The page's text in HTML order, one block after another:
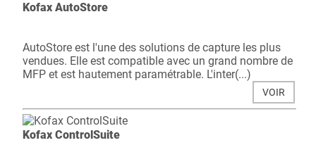
Kofax AutoStore
AutoStore est l'une des solutions de capture les plus
vendues. Elle est compatible avec un grand nombre de
MFP et est hautement paramétrable. L'inter(...)
VOIR
Kofax ControlSuite